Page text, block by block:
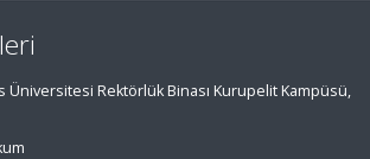
Üniversitesi Rektörlük Binası Kurupelit Kampüsü,